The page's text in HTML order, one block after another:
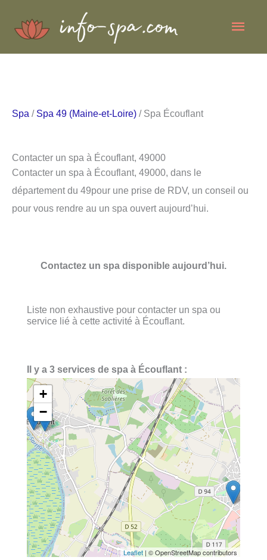
Spa / Spa 49 (Maine-et-Loire) / Spa Écouflant
Contacter un spa à Écouflant, 49000
Contacter un spa à Écouflant, 49000, dans le
département du 49pour une prise de RDV, un conseil ou
pour vous rendre au un spa ouvert aujourd’hui.
Contactez un spa disponible aujourd’hui.
Liste non exhaustive pour contacter un spa ou
service lié à cette activité à Écouflant.
Il y a 3 services de spa à Écouflant :
+
−
Leaflet | © OpenStreetMap contributors